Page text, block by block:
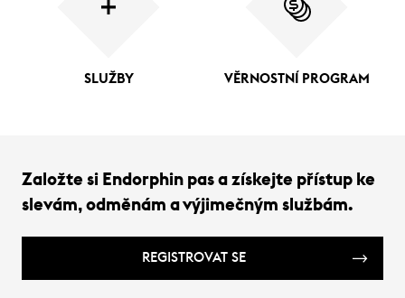
SLUŽBY VĚRNOSTNÍ PROGRAM
Založte si Endorphin pas a získejte přístup ke
slevám, odměnám a výjimečným službám.
REGISTROVAT SE